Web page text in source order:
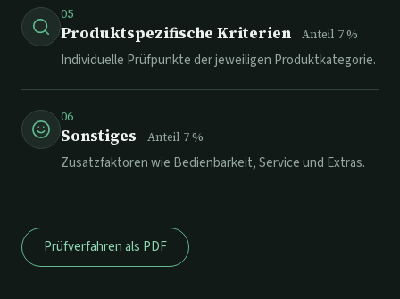
05
Produktspezifische Kriterien Anteil 7%
Individuelle Prüfpunkte der jeweiligen Produktkategorie.
06
Sonstiges Anteil 7%
Zusatzfaktoren wie Bedienbarkeit, Service und Extras.
Prüfverfahren als PDF